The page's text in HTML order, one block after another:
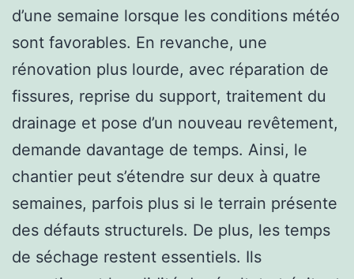
d’une semaine lorsque les conditions météo
sont favorables. En revanche, une
rénovation plus lourde, avec réparation de
fissures, reprise du support, traitement du
drainage et pose d’un nouveau revêtement,
demande davantage de temps. Ainsi, le
chantier peut s’étendre sur deux à quatre
semaines, parfois plus si le terrain présente
des défauts structurels. De plus, les temps
de séchage restent essentiels. Ils